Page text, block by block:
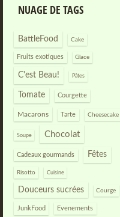
NUAGE DE TAGS
BattleFood Cake
Fruits exotiques Glace
C'est Beau! Pâtes
Tomate Courgette
Macarons Tarte Cheesecake
Soupe Chocolat
Cadeaux gourmands Fêtes
Risotto Cuisine
Douceurs sucrées Courge
JunkFood Evenements